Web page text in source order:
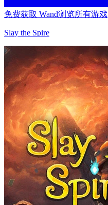
免费获取 Wand浏览所有游戏
Slay the Spire